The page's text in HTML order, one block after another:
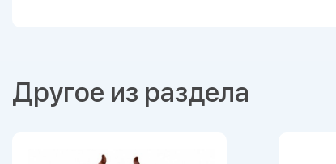
Другое из раздела